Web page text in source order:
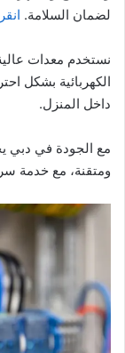
لضمان السلامة.
نستخدم معدات
الكهربائية بشكل
داخل المنزل.
مع الجودة في دبي
ومتقنة، مع خدمة